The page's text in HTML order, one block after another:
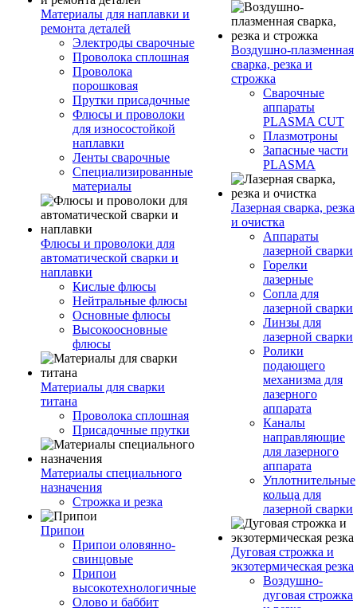
Материалы для наплавки и
ремонта деталей
Электроды сварочные
Проволока сплошная
Проволока
порошковая
Прутки присадочные
Флюсы и проволоки
для износостойкой
наплавки
Ленты сварочные
Специализированные
материалы
Флюсы и проволоки для
автоматической сварки и
наплавки
Кислые флюсы
Нейтральные флюсы
Основные флюсы
Высокоосновные
флюсы
Материалы для сварки
титана
Проволока сплошная
Присадочные прутки
Материалы специального
назначения
Строжка и резка
Припои
Припои оловянно-
свинцовые
Припои
высокотехнологичные
Олово и баббит
Воздушно-плазменная
сварка, резка и
строжка
Сварочные
аппараты
PLASMA CUT
Плазмотроны
Запасные части
PLASMA
Лазерная сварка, резка
и очистка
Аппараты
лазерной сварки
Горелки
лазерные
Сопла для
лазерной сварки
Линзы для
лазерной сварки
Ролики
подающего
механизма для
лазерного
аппарата
Каналы
направляющие
для лазерного
аппарата
Уплотнительные
кольца для
лазерной сварки
Дуговая строжка и
экзотермическая резка
Воздушно-
дуговая строжка